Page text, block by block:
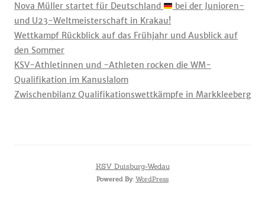
Nova Müller startet für Deutschland
bei der Junioren-
und U23-Weltmeisterschaft in Krakau!
Wettkampf Rückblick auf das Frühjahr und Ausblick auf
den Sommer
KSV-Athletinnen und -Athleten rocken die WM-
Qualifikation im Kanuslalom
Zwischenbilanz Qualifikationswettkämpfe in Markkleeberg
KSV Duisburg-Wedau
Powered By: WordPress